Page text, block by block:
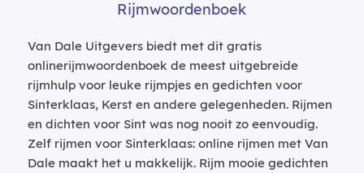
Rijmwoordenboek
Van Dale Uitgevers biedt met dit gratis
onlinerijmwoordenboek de meest uitgebreide
rijmhulp voor leuke rijmpjes en gedichten voor
Sinterklaas, Kerst en andere gelegenheden. Rijmen
en dichten voor Sint was nog nooit zo eenvoudig.
Zelf rijmen voor Sinterklaas: online rijmen met Van
Dale maakt het u makkelijk. Rijm mooie gedichten